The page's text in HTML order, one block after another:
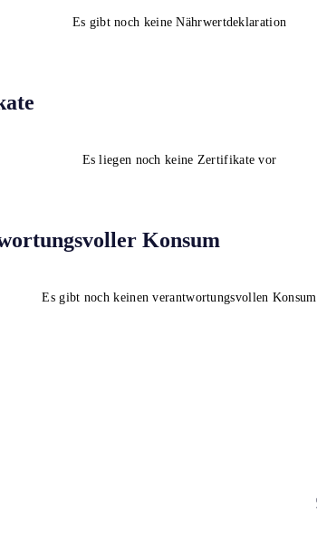
Es gibt noch keine Nährwertdeklaration
Es liegen noch keine Zertifikate vor
Konsum
Es gibt noch keinen verantwortungsvollen Konsum